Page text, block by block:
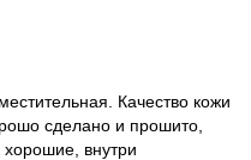
Качество кожи
сделано и прошито,
внутри